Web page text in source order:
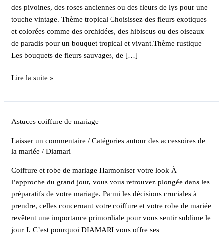
des pivoines, des roses anciennes ou des fleurs de lys pour une
touche vintage. Thème tropical Choisissez des fleurs exotiques
et colorées comme des orchidées, des hibiscus ou des oiseaux
de paradis pour un bouquet tropical et vivant.Thème rustique
Les bouquets de fleurs sauvages, de […]
Lire la suite »
Astuces coiffure de mariage
Laisser un commentaire /Catégories autour des accessoires de
la mariée /Diamari
Coiffure et robe de mariage Harmoniser votre look À
l’approche du grand jour, vous vous retrouvez plongée dans les
préparatifs de votre mariage. Parmi les décisions cruciales à
prendre, celles concernant votre coiffure et votre robe de mariée
revêtent une importance primordiale pour vous sentir sublime le
jour J. C’est pourquoi DIAMARI vous offre ses
Astuces
de
mariage